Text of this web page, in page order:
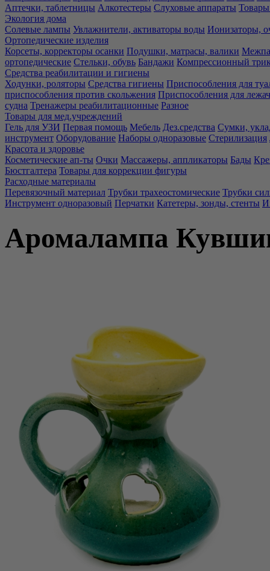
Аптечки, таблетницы Алкотестеры Слуховые аппараты Товары
Экология дома
Солевые лампы Увлажнители, активаторы воды Ионизаторы,
Ортопедические изделия
Корсеты, корректоры осанки Подушки, матрасы, валики
ортопедические Стельки, обувь Бандажи Компрессионный
Средства реабилитации и гигиены
Ходунки, роляторы Средства гигиены Приспособления для
приспособления против скольжения Приспособления для
судна Тренажеры реабилитационные Разное
Товары для мед.учреждений
Гель для УЗИ Первая помощь Мебель Дез.средства Сумки,
инструмент Оборудование Наборы одноразовые Стерилизация
Красота и здоровье
Косметические ап-ты Очки Массажеры, аппликаторы Бады
Бюстгалтера Товары для коррекции фигуры
Расходные материалы
Перевязочный материал Трубки трахеостомические Трубки
Инструмент одноразовый Перчатки Катетеры, зонды, стенты
Аромалампа